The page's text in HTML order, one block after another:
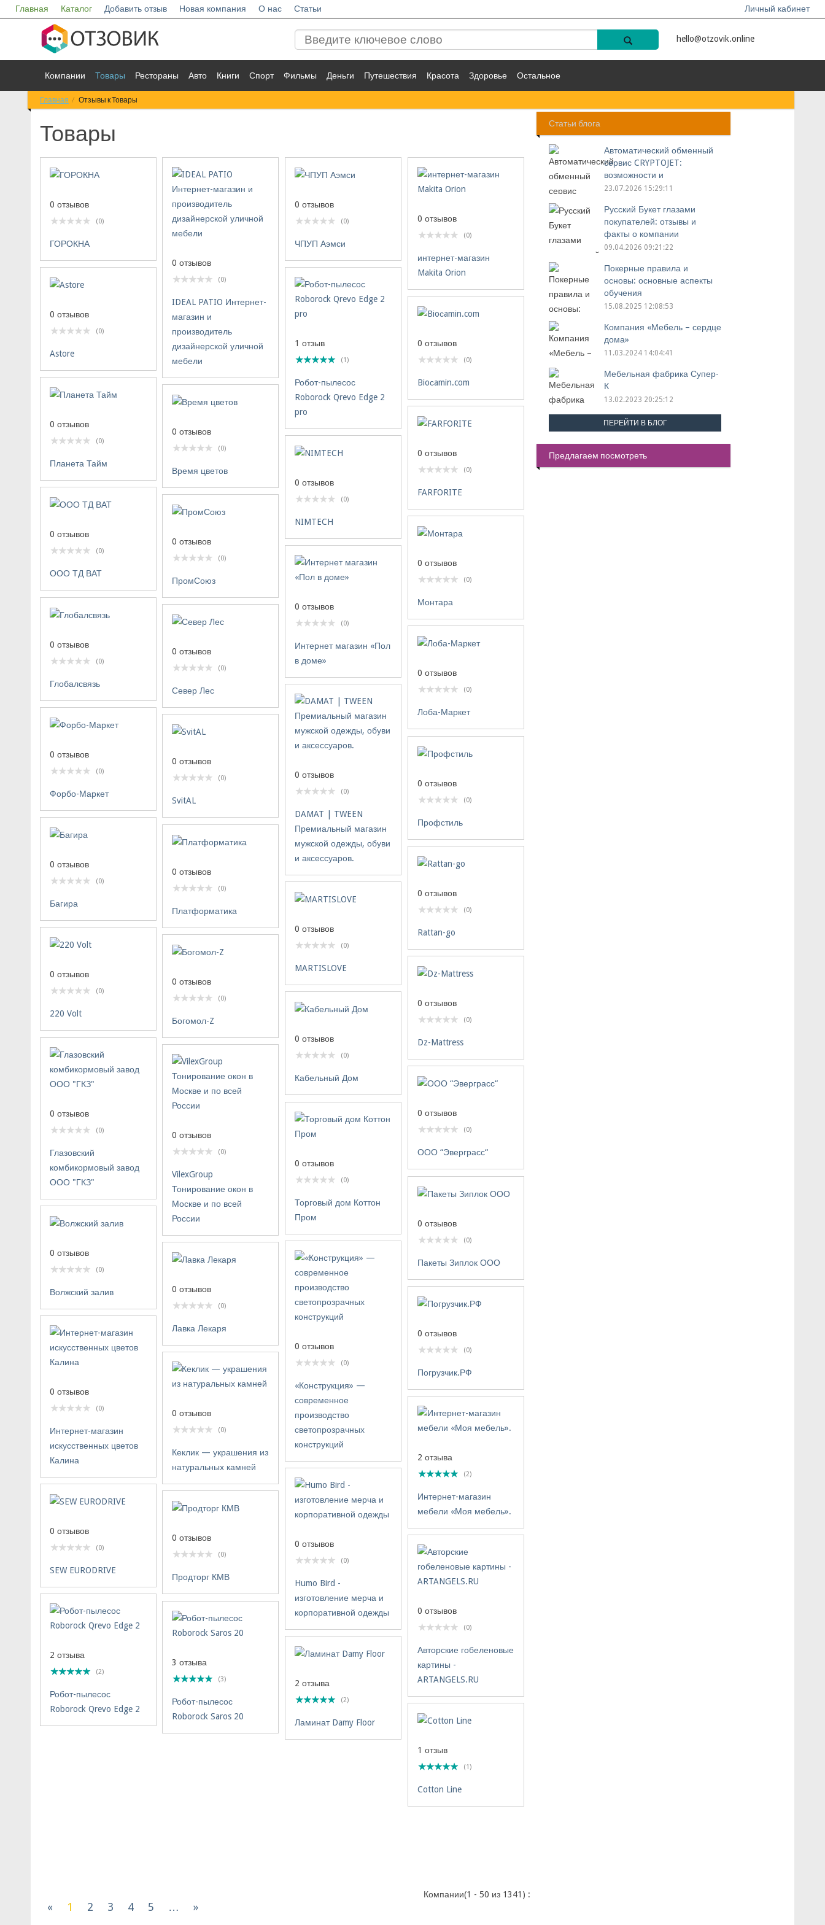
Главная Каталог Добавить отзыв Новая компания О нас Статьи Личный кабинет
hello@otzovik.online
Компании Товары Рестораны Авто Книги Спорт Фильмы Деньги Путешествия Красота Здоровье Остальное
Главная Отзывы к Товары
Товары
0 отзывов
(0)
ГОРОКНА
0 отзывов
(0)
IDEAL PATIO Интернет-
магазин и
производитель
дизайнерской уличной
мебели
0 отзывов
(0)
ЧПУП Аэмси
0 отзывов
(0)
интернет-магазин
Makita Orion
0 отзывов
(0)
Astore
1 отзыв
(1)
Робот-пылесос
Roborock Qrevo Edge 2
pro
0 отзывов
(0)
Bioсamin.com
0 отзывов
(0)
Планета Тайм
0 отзывов
(0)
Время цветов
0 отзывов
(0)
FARFORITE
0 отзывов
(0)
NIMTECH
0 отзывов
(0)
ООО ТД ВАТ
0 отзывов
(0)
ПромСоюз
0 отзывов
(0)
Монтара
0 отзывов
(0)
Интернет магазин «Пол
в доме»
0 отзывов
(0)
Глобалсвязь
0 отзывов
(0)
Север Лес
0 отзывов
(0)
Лоба-Маркет
0 отзывов
(0)
DAMAT | TWEEN
Премиальный магазин
мужской одежды, обуви
и аксессуаров.
0 отзывов
(0)
Форбо-Маркет
0 отзывов
(0)
SvitAL
0 отзывов
(0)
Профстиль
0 отзывов
(0)
Багира
0 отзывов
(0)
Платформатика
0 отзывов
(0)
Rattan-go
0 отзывов
(0)
MARTISLOVE
0 отзывов
(0)
220 Volt
0 отзывов
(0)
Богомол-Z
0 отзывов
(0)
Dz-Mattress
0 отзывов
(0)
Кабельный Дом
0 отзывов
(0)
Глазовский
комбикормовый завод
ООО "ГКЗ"
0 отзывов
(0)
VilexGroup
Тонирование окон в
Москве и по всей
России
0 отзывов
(0)
ООО “Эверграсс“
0 отзывов
(0)
Торговый дом Коттон
Пром
0 отзывов
(0)
Пакеты Зиплок ООО
0 отзывов
(0)
Волжский залив
0 отзывов
(0)
«Конструкция» —
современное
производство
светопрозрачных
конструкций
0 отзывов
(0)
Лавка Лекаря 0 отзывов
(0)
Погрузчик.РФ
0 отзывов
(0)
Интернет-магазин
искусственных цветов
Калина
0 отзывов
(0)
Кеклик — украшения из
натуральных камней
2 отзыва
(2)
Интернет-магазин
мебели «Моя мебель».
0 отзывов
(0)
Humo Bird -
изготовление мерча и
корпоративной одежды
0 отзывов
(0)
SEW EURODRIVE
0 отзывов
(0)
Продторг КМВ
0 отзывов
(0)
Авторские гобеленовые
картины -
ARTANGELS.RU
2 отзыва
(2)
Робот-пылесос
Roborock Qrevo Edge 2
3 отзыва
(3)
Робот-пылесос
Roborock Saros 20
2 отзыва
(2)
Ламинат Damy Floor
1 отзыв
(1)
Cotton Line
« 1 2 3 4 5 … »
Компании(1 - 50 из 1341) :
Статьи блога
Автоматический обменный
сервис CRYPTOJET:
возможности и
преимущества
23.07.2026 15:29:11
Русский Букет глазами
покупателей: отзывы и
факты о компании
09.04.2026 09:21:22
Покерные правила и
основы: основные аспекты
обучения
15.08.2025 12:08:53
Компания «Мебель – сердце
дома»
11.03.2024 14:04:41
Мебельная фабрика Супер-
К
13.02.2023 20:25:12
ПЕРЕЙТИ В БЛОГ
Предлагаем посмотреть